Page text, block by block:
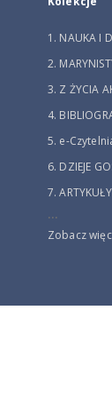
1. NAUKA I
2.
3. Z ŻYCIA
4.
5. e-
6. DZIEJE
7. ARTYKUŁY
...
Zobacz